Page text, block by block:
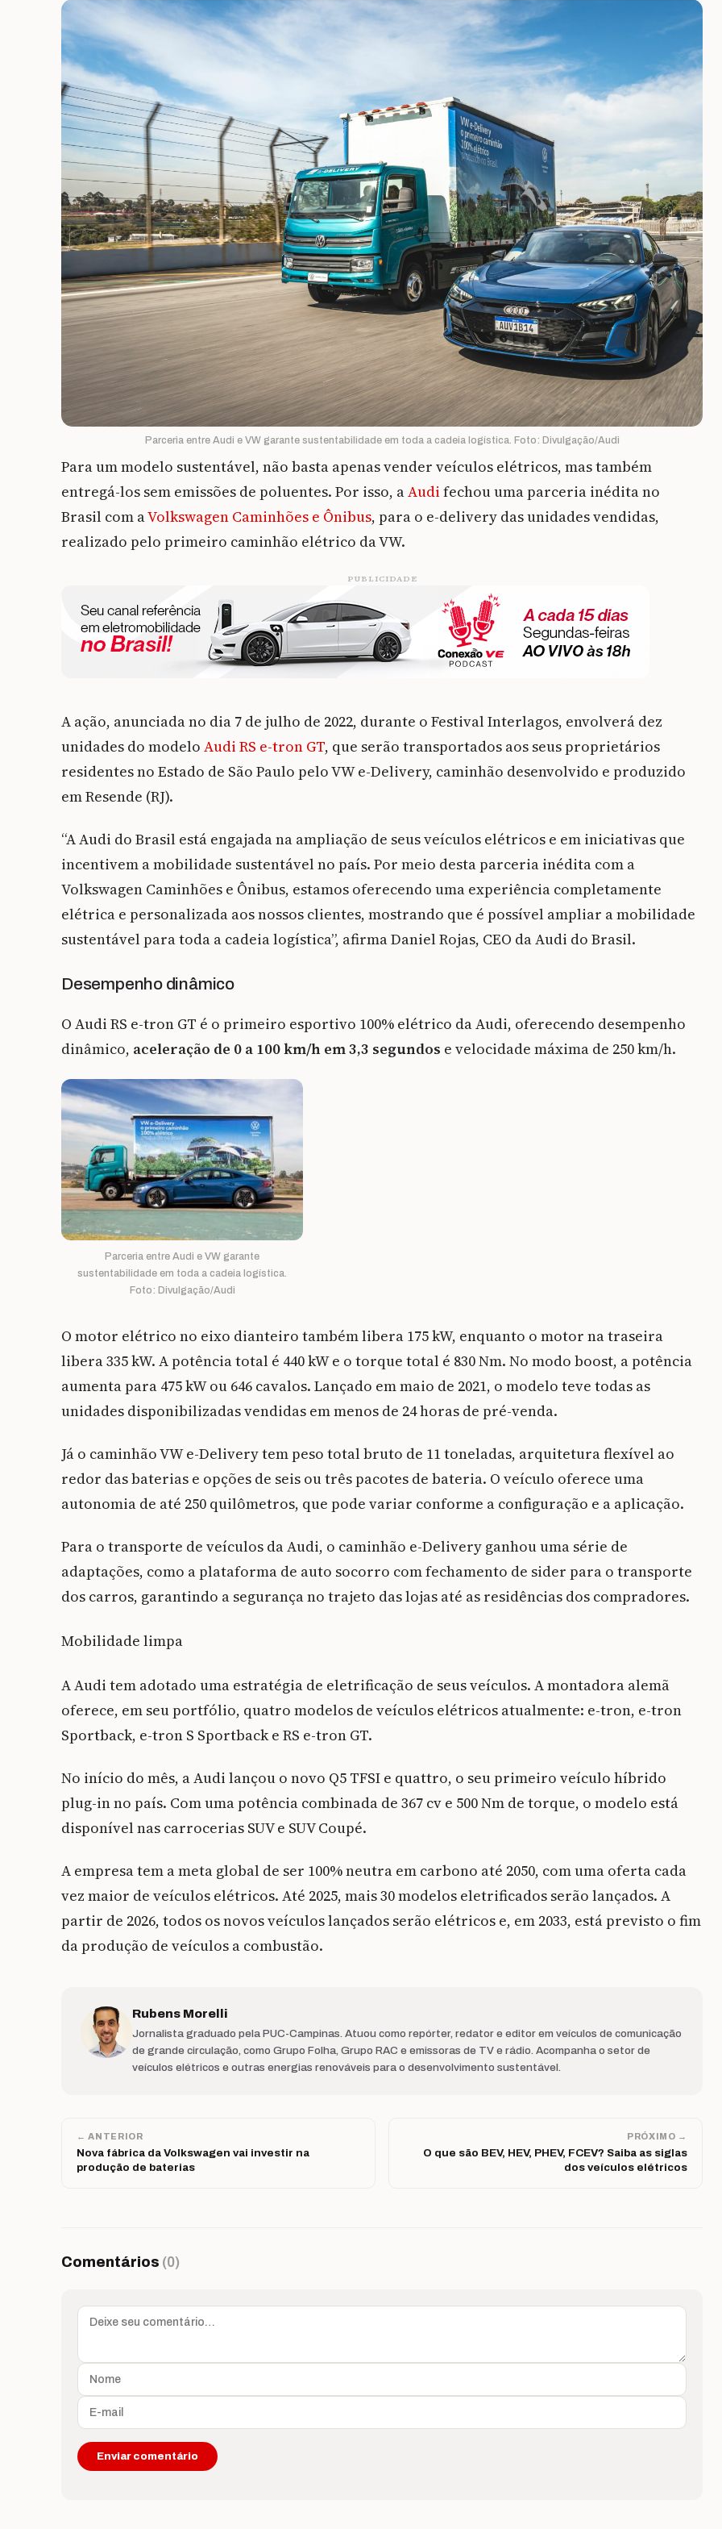
Parceria entre Audi e VW garante sustentabilidade em toda a cadeia logística. Foto: Divulgação/Audi
Para um modelo sustentável, não basta apenas vender veículos elétricos, mas também
entregá-los sem emissões de poluentes. Por isso, aAudi fechou uma parceria inédita no
Brasil com aVolkswagen Caminhões e Ônibus, para o e-delivery das unidades vendidas,
realizado pelo primeiro caminhão elétrico da VW.
PUBLICIDADE
A ação, anunciada no dia 7 de julho de 2022, durante o Festival Interlagos, envolverá dez
unidades do modelo Audi RS e-tron GT, que serão transportados aos seus proprietários
residentes no Estado de São Paulo pelo VW e-Delivery, caminhão desenvolvido e produzido
em Resende (RJ).
“A Audi do Brasil está engajada na ampliação de seus veículos elétricos e em iniciativas que
incentivem a mobilidade sustentável no país. Por meio desta parceria inédita com a
Volkswagen Caminhões e Ônibus, estamos oferecendo uma experiência completamente
elétrica e personalizada aos nossos clientes, mostrando que é possível ampliar a mobilidade
sustentável para toda a cadeia logística”, afirma Daniel Rojas, CEO da Audi do Brasil.
Desempenho dinâmico
O Audi RS e-tron GT é o primeiro esportivo 100% elétrico da Audi, oferecendo desempenho
dinâmico, aceleração de 0 a 100 km/h em 3,3 segundos e velocidade máxima de 250 km/h.
Parceria entre Audi e VW garante
sustentabilidade em toda a cadeia logística.
Foto: Divulgação/Audi
O motor elétrico no eixo dianteiro também libera 175 kW, enquanto o motor na traseira
libera 335 kW. A potência total é 440 kW e o torque total é 830 Nm. No modo boost, a potência
aumenta para 475 kW ou 646 cavalos. Lançado em maio de 2021, o modelo teve todas as
unidades disponibilizadas vendidas em menos de 24 horas de pré-venda.
Já o caminhão VW e-Delivery tem peso total bruto de 11 toneladas, arquitetura flexível ao
redor das baterias e opções de seis ou três pacotes de bateria. O veículo oferece uma
autonomia de até 250 quilômetros, que pode variar conforme a configuração e a aplicação.
Para o transporte de veículos da Audi, o caminhão e-Delivery ganhou uma série de
adaptações, como a plataforma de auto socorro com fechamento de sider para o transporte
dos carros, garantindo a segurança no trajeto das lojas até as residências dos compradores.
Mobilidade limpa
A Audi tem adotado uma estratégia de eletrificação de seus veículos. A montadora alemã
oferece, em seu portfólio, quatro modelos de veículos elétricos atualmente: e-tron, e-tron
Sportback, e-tron S Sportback e RS e-tron GT.
No início do mês, a Audi lançou o novo Q5 TFSI e quattro, o seu primeiro veículo híbrido
plug-in no país. Com uma potência combinada de 367 cv e 500 Nm de torque, o modelo está
disponível nas carrocerias SUV e SUV Coupé.
A empresa tem a meta global de ser 100% neutra em carbono até 2050, com uma oferta cada
vez maior de veículos elétricos. Até 2025, mais 30 modelos eletrificados serão lançados. A
partir de 2026, todos os novos veículos lançados serão elétricos e, em 2033, está previsto o fim
da produção de veículos a combustão.
Rubens Morelli
Jornalista graduado pela PUC-Campinas. Atuou como repórter, redator e editor em veículos de comunicação
de grande circulação, como Grupo Folha, Grupo RAC e emissoras de TV e rádio. Acompanha o setor de
veículos elétricos e outras energias renováveis para o desenvolvimento sustentável.
← ANTERIOR
Nova fábrica da Volkswagen vai investir na
produção de baterias
PRÓXIMO →
O que são BEV, HEV, PHEV, FCEV? Saiba as siglas
dos veículos elétricos
Comentários (0)